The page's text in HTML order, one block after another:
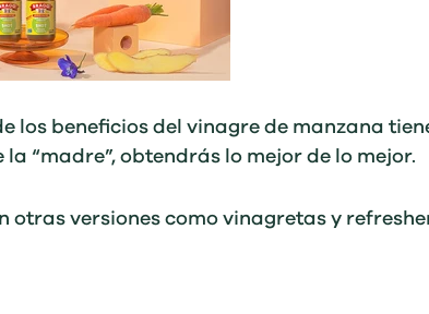
los beneficios del vinagre de manzana
“madre”, obtendrás lo mejor de lo mejor.
otras versiones como vinagretas y